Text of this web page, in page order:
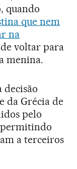
quando
que nem
na
voltar para
menina.
decisão
da Grécia de
pelo
permitindo
a terceiros